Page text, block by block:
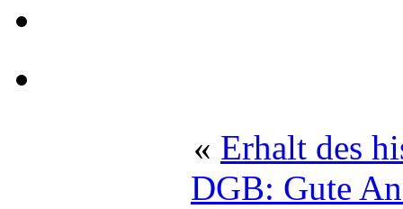
« Erhalt des
DGB: Gute